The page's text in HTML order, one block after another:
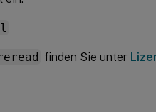
finden Sie unter